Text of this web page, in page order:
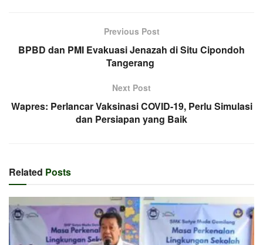
Previous Post
BPBD dan PMI Evakuasi Jenazah di Situ Cipondoh
Tangerang
Next Post
Wapres: Perlancar Vaksinasi COVID-19, Perlu Simulasi
dan Persiapan yang Baik
Related Posts